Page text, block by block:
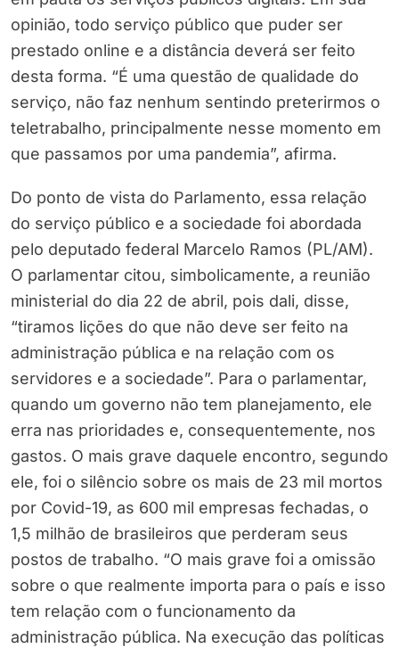
opinião, todo serviço público que puder ser
prestado online e a distância deverá ser feito
desta forma. “É uma questão de qualidade do
serviço, não faz nenhum sentindo preterirmos o
teletrabalho, principalmente nesse momento em
que passamos por uma pandemia”, afirma.
Do ponto de vista do Parlamento, essa relação
do serviço público e a sociedade foi abordada
pelo deputado federal Marcelo Ramos (PL/AM).
O parlamentar citou, simbolicamente, a reunião
ministerial do dia 22 de abril, pois dali, disse,
“tiramos lições do que não deve ser feito na
administração pública e na relação com os
servidores e a sociedade”. Para o parlamentar,
quando um governo não tem planejamento, ele
erra nas prioridades e, consequentemente, nos
gastos. O mais grave daquele encontro, segundo
ele, foi o silêncio sobre os mais de 23 mil mortos
por Covid-19, as 600 mil empresas fechadas, o
1,5 milhão de brasileiros que perderam seus
postos de trabalho. “O mais grave foi a omissão
sobre o que realmente importa para o país e isso
tem relação com o funcionamento da
administração pública. Na execução das políticas